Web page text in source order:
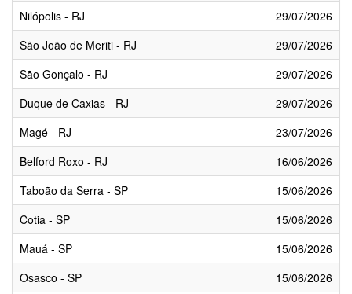
Nilópolis - RJ
29/07/2026
São João de Meriti - RJ
29/07/2026
São Gonçalo - RJ
29/07/2026
Duque de Caxias - RJ
29/07/2026
Magé - RJ
23/07/2026
Belford Roxo - RJ
16/06/2026
Taboão da Serra - SP
15/06/2026
Cotia - SP
15/06/2026
Mauá - SP
15/06/2026
Osasco - SP
15/06/2026